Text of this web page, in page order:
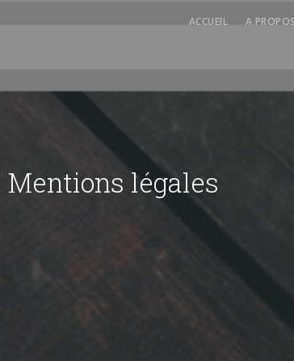
ACCUEIL A PROPOS
Mentions légales